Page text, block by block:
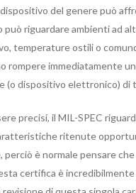
del genere può
può riguardare ambienti ad
temperature ostili o
rompere immediatamente
(o dispositivo elettronico) di
precisi, il MIL-SPEC
ritenute
perciò è normale pensare
certifica è